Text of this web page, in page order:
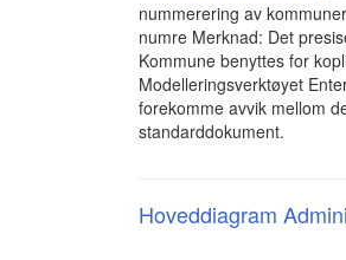
nummerering av
numre Merknad: Det
Kommune benyttes for
Modelleringsverktøyet
forekomme avvik mellom
standarddokument.
Hoveddiagram